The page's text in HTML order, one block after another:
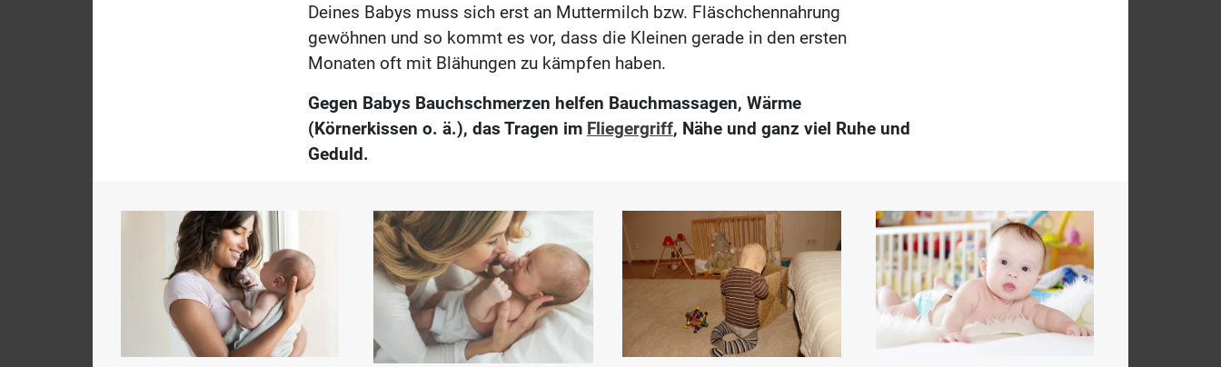
Deines Babys muss sich erst an Muttermilch bzw. Fläschchennahrung
gewöhnen und so kommt es vor, dass die Kleinen gerade in den ersten
Monaten oft mit Blähungen zu kämpfen haben.
Gegen Babys Bauchschmerzen helfen Bauchmassagen, Wärme
(Körnerkissen o. ä.), das Tragen im Fliegergriff, Nähe und ganz viel Ruhe und
Geduld.